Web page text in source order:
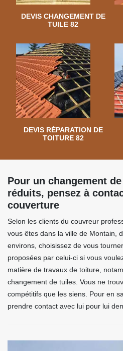
DEVIS CHANGEMENT DE
TUILE 82
DEVIS RÉPARATION DE
TOITURE 82
Pour un changement
réduits, pensez à
couverture
Selon les clients du couvreur
vous êtes dans la ville de Montain,
environs, choisissez de vous
proposées par celui-ci si vous
matière de travaux de toiture,
changement de tuiles. Vous ne
compétitifs que les siens. Pour en
prendre contact avec lui pour lui